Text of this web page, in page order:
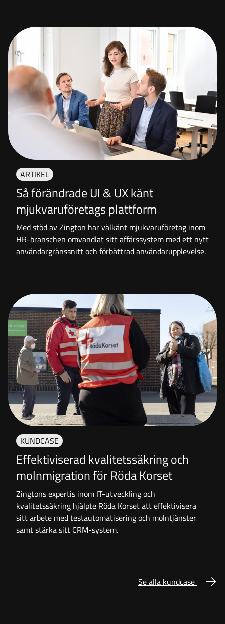
ARTIKEL
Så förändrade UI & UX känt
mjukvaruföretags plattform
Med stöd av Zington har välkänt mjukvaruföretag inom
HR-branschen omvandlat sitt affärssystem med ett nytt
användargränssnitt och förbättrad användarupplevelse.
KUNDCASE
Effektiviserad kvalitetssäkring och
molnmigration för Röda Korset
Zingtons expertis inom IT-utveckling och
kvalitetssäkring hjälpte Röda Korset att effektivisera
sitt arbete med testautomatisering och molntjänster
samt stärka sitt CRM-system.
Se alla kundcase